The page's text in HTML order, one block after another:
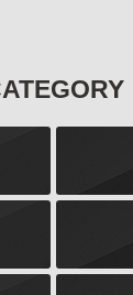
人情報の安全管
ターネット上の
れている場合が
においてのお客
社では責任を負